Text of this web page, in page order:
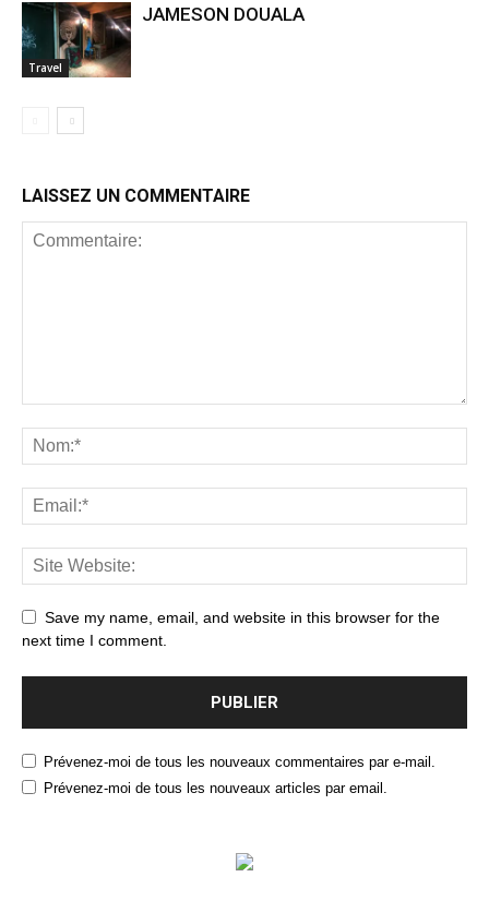
Travel
JAMESON DOUALA
LAISSEZ UN COMMENTAIRE
Save my name, email, and website in this browser for the
next time I comment.
Prévenez-moi de tous les nouveaux commentaires par e-mail.
Prévenez-moi de tous les nouveaux articles par email.